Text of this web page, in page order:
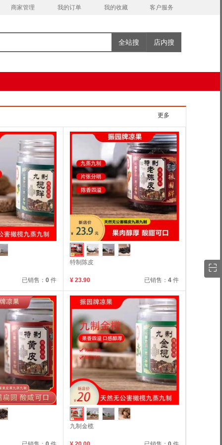
商家管理 我的订单 我的收藏 客户服务
全站搜 店内搜
更多
已销售： 0 件
特制陈皮
¥ 23.90 已销售： 4 件
九制金榄